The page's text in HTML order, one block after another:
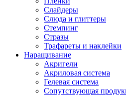
Слайдеры
Слюда и глиттеры
Стемпинг
Стразы
Трафареты и наклейки
Наращивание
Акригели
Акриловая система
Гелевая система
Сопутствующая